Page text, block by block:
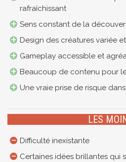
rafraîchissant
Sens constant de la
Design des créatures variée
Gameplay accessible et
Beaucoup de contenu pour
Une vraie prise de risque
LES
Difficulté inexistante
Certaines idées brillantes qui